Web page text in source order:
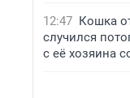
12:47 Кошка
случился
с её хозяина